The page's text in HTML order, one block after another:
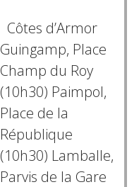
Côtes d’Armor
Guingamp, Place
Champ du Roy
(10h30) Paimpol,
Place de la
République
(10h30) Lamballe,
Parvis de la Gare